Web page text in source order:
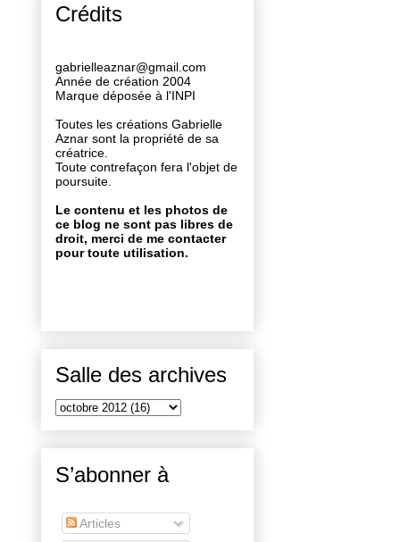
Crédits
gabrielleaznar@gmail.com
Année de création 2004
Marque déposée à l'INPI
Toutes les créations Gabrielle
Aznar sont la propriété de sa
créatrice.
Toute contrefaçon fera l'objet de
poursuite.
Le contenu et les photos de
ce blog ne sont pas libres de
droit, merci de me contacter
pour toute utilisation.
Salle des archives
S’abonner à
Articles